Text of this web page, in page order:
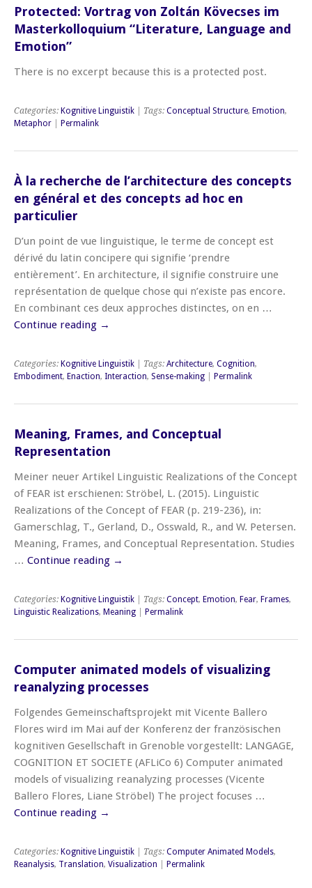
Protected: Vortrag von Zoltán Kövecses im
Masterkolloquium “Literature, Language and
Emotion”
There is no excerpt because this is a protected post.
Categories: Kognitive Linguistik | Tags: Conceptual Structure, Emotion,
Metaphor
Permalink
À la recherche de l’architecture des concepts
en général et des concepts ad hoc en
particulier
D’un point de vue linguistique, le terme de concept est
dérivé du latin concipere qui signifie ‘prendre
entièrement’. En architecture, il signifie construire une
représentation de quelque chose qui n’existe pas encore.
En combinant ces deux approches distinctes, on en …
Continue reading →
Categories: Kognitive Linguistik | Tags: Architecture, Cognition,
Embodiment, Enaction, Interaction, Sense-making Permalink
Meaning, Frames, and Conceptual
Representation
Meiner neuer Artikel Linguistic Realizations of the Concept
of FEAR ist erschienen: Ströbel, L. (2015). Linguistic
Realizations of the Concept of FEAR (p. 219-236), in:
Gamerschlag, T., Gerland, D., Osswald, R., and W. Petersen.
Meaning, Frames, and Conceptual Representation. Studies
… Continue reading →
Categories: Kognitive Linguistik | Tags: Concept, Emotion, Fear, Frames,
Linguistic Realizations, Meaning Permalink
Computer animated models of visualizing
reanalyzing processes
Folgendes Gemeinschaftsprojekt mit Vicente Ballero
Flores wird im Mai auf der Konferenz der französischen
kognitiven Gesellschaft in Grenoble vorgestellt: LANGAGE,
COGNITION ET SOCIETE (AFLiCo 6) Computer animated
models of visualizing reanalyzing processes (Vicente
Ballero Flores, Liane Ströbel) The project focuses …
Continue reading →
Categories: Kognitive Linguistik | Tags: Computer Animated Models,
Reanalysis, Translation, Visualization Permalink